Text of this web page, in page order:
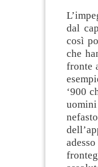
dal
così
che
fronte
‘900